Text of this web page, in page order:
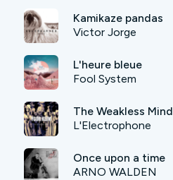
Kamikaze pandas
Victor Jorge
L'heure bleue
Fool System
The Weakless Mind
L'Electrophone
Once upon a time
ARNO WALDEN